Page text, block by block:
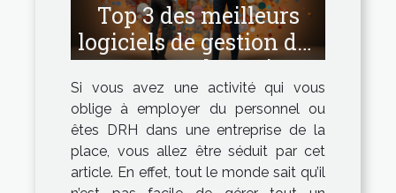
Top 3 des meilleurs
logiciels de gestion des
ressources humaines
Si vous avez une activité qui vous
oblige à employer du personnel ou
êtes DRH dans une entreprise de la
place, vous allez être séduit par cet
article. En effet, tout le monde sait qu’il